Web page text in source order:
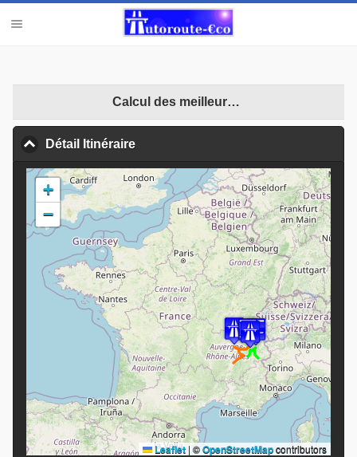
Calcul des meilleures opportunités
Détail Itinéraire
+
−
Leaflet | ©OpenStreetMapcontributors